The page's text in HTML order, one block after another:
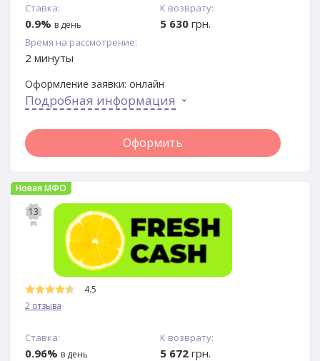
Ставка:
0.9% в день
К возврату:
5 630 грн.
Время на рассмотрение:
2 минуты
Оформление заявки: онлайн
Подробная информация
Оформить
Новая МФО
13
4.5
2 отзыва
Ставка:
0.96% в день
К возврату:
5 672 грн.